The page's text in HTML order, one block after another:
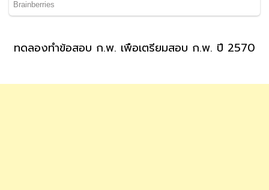
ทดลองทำข้อสอบ ก.พ. เพื่อเตรียมสอบ ก.พ. ปี 2570